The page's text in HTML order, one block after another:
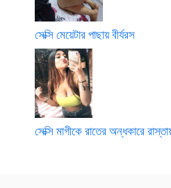
সেক্সি মেয়েটার পাছায় বীর্যরস
সেক্সি মাগীকে রাতের অন্ধকারে